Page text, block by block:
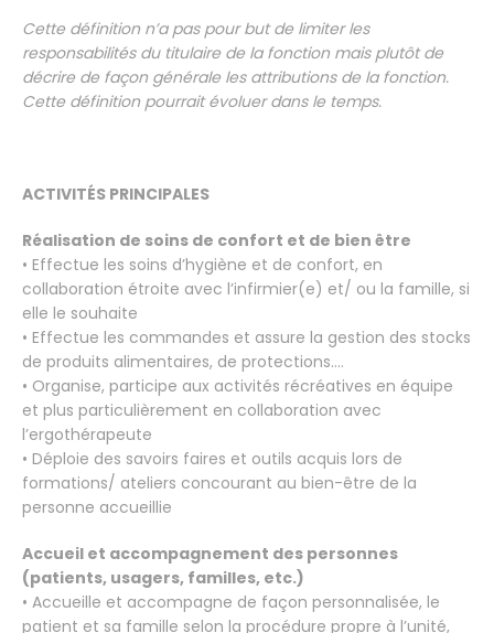
Cette définition n’a pas pour but de limiter les
responsabilités du titulaire de la fonction mais plutôt de
décrire de façon générale les attributions de la fonction.
Cette définition pourrait évoluer dans le temps.
ACTIVITÉS PRINCIPALES
Réalisation de soins de confort et de bien être
• Effectue les soins d’hygiène et de confort, en
collaboration étroite avec l’infirmier(e) et/ ou la famille, si
elle le souhaite
• Effectue les commandes et assure la gestion des stocks
de produits alimentaires, de protections….
• Organise, participe aux activités récréatives en équipe
et plus particulièrement en collaboration avec
l’ergothérapeute
• Déploie des savoirs faires et outils acquis lors de
formations/ ateliers concourant au bien-être de la
personne accueillie
Accueil et accompagnement des personnes
(patients, usagers, familles, etc.)
• Accueille et accompagne de façon personnalisée, le
patient et sa famille selon la procédure propre à l’unité,